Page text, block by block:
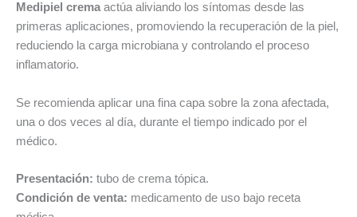
Medipiel cremaactúa aliviando los síntomas desde las
primeras aplicaciones, promoviendo la recuperación de la piel,
reduciendo la carga microbiana y controlando el proceso
inflamatorio.
Se recomienda aplicar una fina capa sobre la zona afectada,
una o dos veces al día, durante el tiempo indicado por el
médico.
Presentación: tubo de crema tópica.
Condición de venta: medicamento de uso bajo receta